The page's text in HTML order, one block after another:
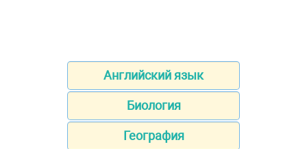
Английский язык
Биология
География